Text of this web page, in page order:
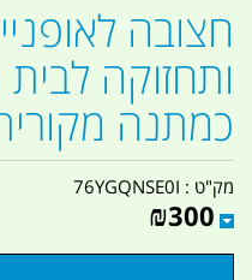
חצובה
ותחזוקה
כמתנה
מק"ט : 76YGQNSE0I
₪300